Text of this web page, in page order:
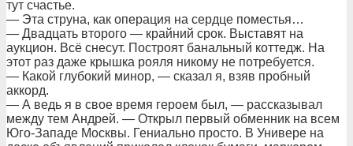
тут счастье.
— Эта струна, как операция на сердце поместья…
— Двадцать второго — крайний срок. Выставят на
аукцион. Всё снесут. Построят банальный коттедж. На
этот раз даже крышка рояля никому не потребуется.
— Какой глубокий минор, — сказал я, взяв пробный
аккорд.
— А ведь я в свое время героем был, — рассказывал
между тем Андрей. — Открыл первый обменник на всем
Юго-Западе Москвы. Гениально просто. В Универе на